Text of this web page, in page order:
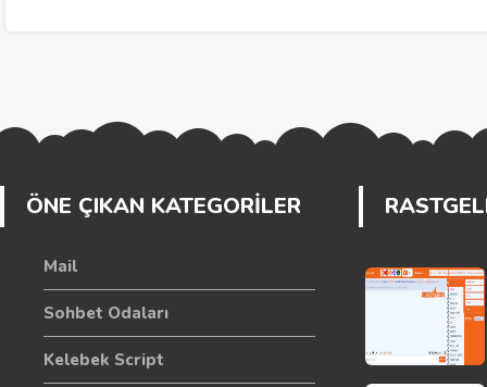
ÖNE ÇIKAN KATEGORİLER
Mail
Sohbet Odaları
Kelebek Script